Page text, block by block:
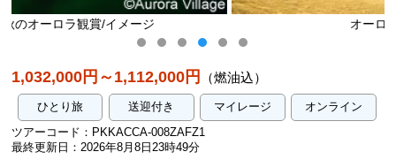
1,032,000円～1,112,000円 （燃油込）
ひとり旅 送迎付き マイレージ
オンライン
ツアーコード：PKKACCA-008ZAFZ1
最終更新日：2026年8月8日23時49分